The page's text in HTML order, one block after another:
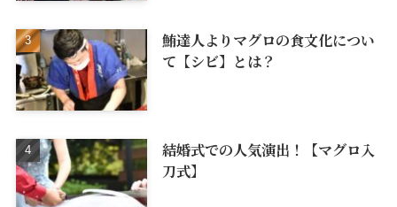
鮪達人よりマグロの食文化につい
て【シビ】とは？
結婚式での人気演出！【マグロ入
刀式】